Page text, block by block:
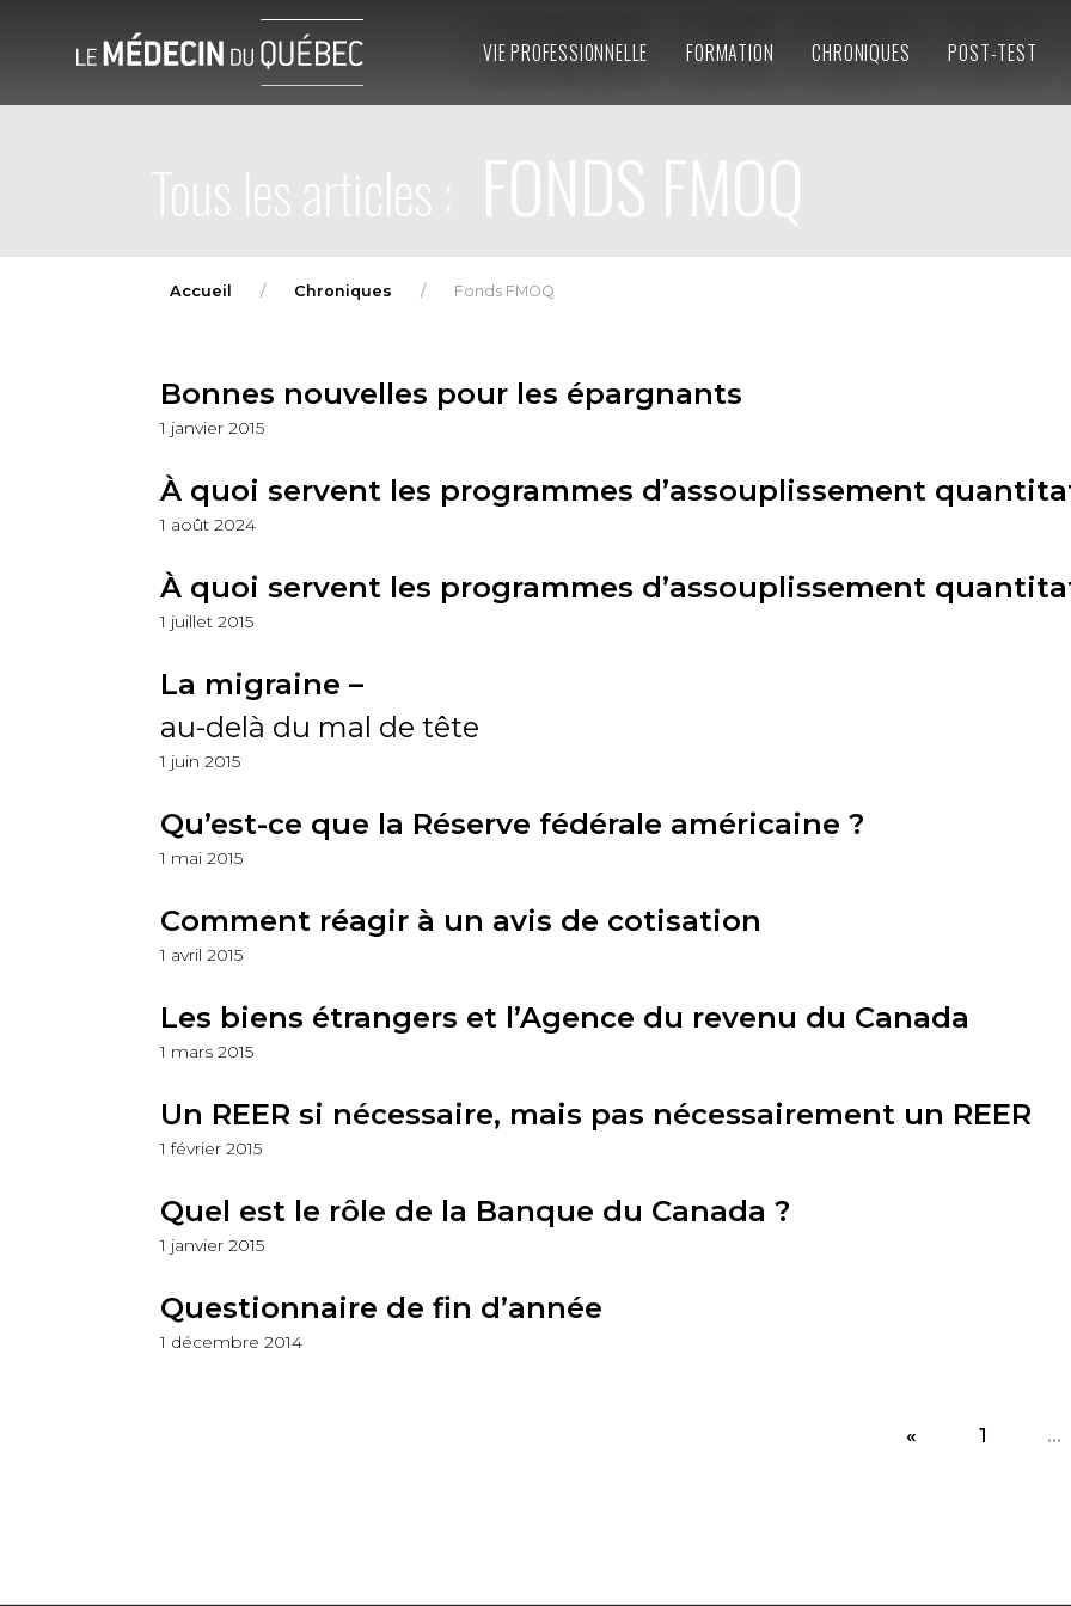
VIE PROFESSIONNELLE FORMATION CHRONIQUES POST-TEST
Tous les articles : FONDS FMOQ
Accueil Chroniques Fonds FMOQ
Bonnes nouvelles pour les épargnants
1 janvier 2015
À quoi servent les programmes d’assouplissement
1 août 2024
À quoi servent les programmes d’assouplissement
1 juillet 2015
La migraine –
au-delà du mal de tête
1 juin 2015
Qu’est-ce que la Réserve fédérale américaine ?
1 mai 2015
Comment réagir à un avis de cotisation
1 avril 2015
Les biens étrangers et l’Agence du revenu du Canada
1 mars 2015
Un REER si nécessaire, mais pas nécessairement un REER
1 février 2015
Quel est le rôle de la Banque du Canada ?
1 janvier 2015
Questionnaire de fin d’année
1 décembre 2014
« 1 ...